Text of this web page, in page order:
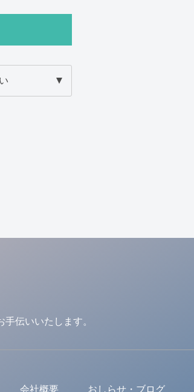
伝いいたします。
会社概要 おしらせ・ブログ